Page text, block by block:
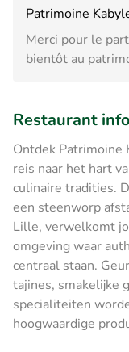
Patrimoine
Merci pour le
bientôt au
Restaurant info
Ontdek Patrimoine
reis naar het hart
culinaire tradities.
een steenworp
Lille, verwelkomt
omgeving waar
centraal staan.
tajines, smakelijke
specialiteiten
hoogwaardige